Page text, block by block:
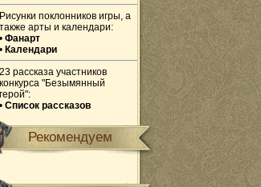
Рисунки поклонников игры, а
также арты и календари:
• Фанарт
• Календари
23 рассказа участников
конкурса "Безымянный
герой":
• Список рассказов
Рекомендуем